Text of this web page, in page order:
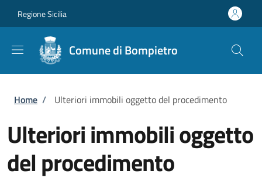
Regione Sicilia
Comune di Bompietro
Briciole di pane
Home / Ulteriori immobili oggetto del procedimento
Ulteriori immobili oggetto
del procedimento